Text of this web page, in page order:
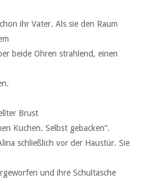
ihr Vater. Als sie den Raum
beide Ohren strahlend, einen
Brust
Kuchen. Selbst gebacken“.
schließlich vor der Haustür. Sie
und ihre Schultasche